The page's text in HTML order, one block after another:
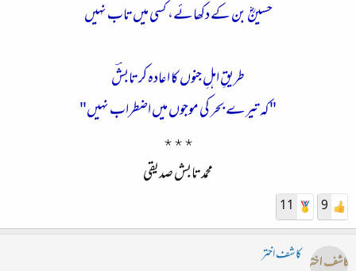
حسینؓ بن کے دکھائے، کسی میں تاب نہیں
طریقِ اہلِ جنوں کا اعادہ کر تابشؔ
"کہ تیرے بحر کی موجوں میں اضطراب نہیں"
٭٭٭
محمد تابش صدیقی
9
11
کاشف اختر